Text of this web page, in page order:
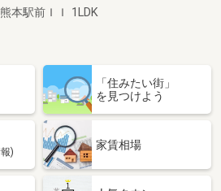
本駅前ＩＩ 1LDK
「住みたい街」
を見つけよう
)
家賃相場